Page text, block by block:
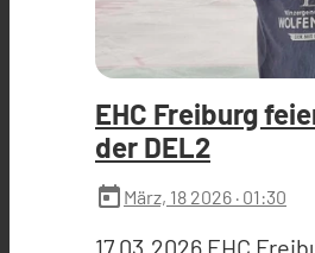
EHC Freiburg
der DEL2
today März, 18 2026 · 01:30